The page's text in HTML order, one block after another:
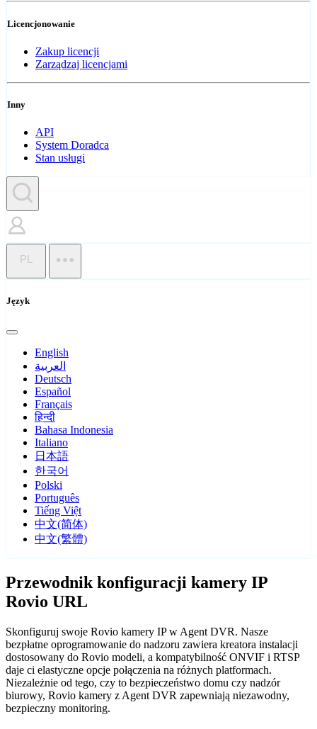
Licencjonowanie
Zakup licencji
Zarządzaj licencjami
Inny
API
System Doradca
Stan usługi
PL
Język
English
العربية
Deutsch
Español
Français
हिन्दी
Bahasa Indonesia
Italiano
日本語
한국어
Polski
Português
Tiếng Việt
中文(简体)
中文(繁體)
Przewodnik konfiguracji kamery IP
Rovio URL
Skonfiguruj swoje Rovio kamery IP w Agent DVR. Nasze
bezpłatne oprogramowanie do nadzoru zawiera kreatora instalacji
dostosowany do Rovio modeli, a kompatybilność ONVIF i RTSP
daje ci elastyczne opcje połączenia na różnych platformach.
Niezależnie od tego, czy to bezpieczeństwo domu czy nadzór
biurowy, Rovio kamery z Agent DVR zapewniają niezawodny,
bezpieczny monitoring.